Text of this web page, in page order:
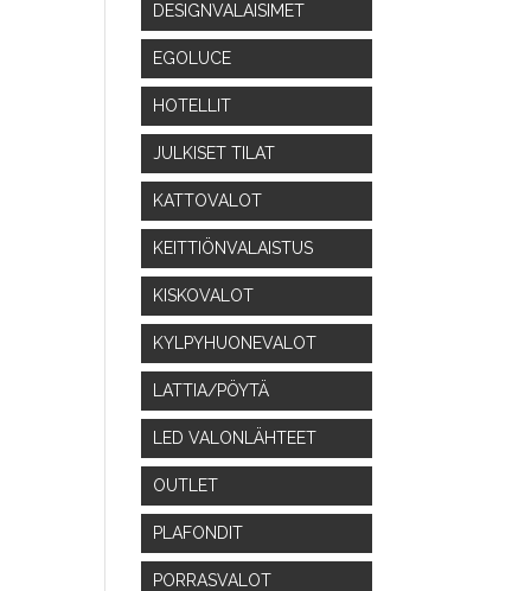
DESIGNVALAISIMET
EGOLUCE
HOTELLIT
JULKISET TILAT
KATTOVALOT
KEITTIÖNVALAISTUS
KISKOVALOT
KYLPYHUONEVALOT
LATTIA/PÖYTÄ
LED VALONLÄHTEET
OUTLET
PLAFONDIT
PORRASVALOT